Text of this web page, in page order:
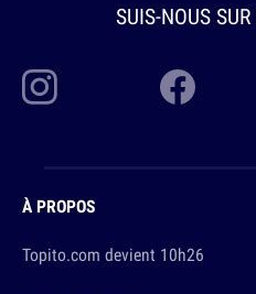
SUIS-NOUS SUR
À PROPOS
Topito.com devient 10h26